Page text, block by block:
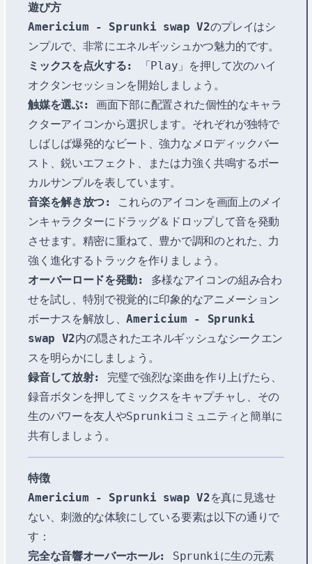
遊び方
Americium - Sprunki swap V2のプレイはシ
ンプルで、非常にエネルギッシュかつ魅力的です。
ミックスを点火する:
「Play」を押して次のハイ
オクタンセッションを開始しましょう。
触媒を選ぶ:
画面下部に配置された個性的なキャラ
クターアイコンから選択します。それぞれが独特で
しばしば爆発的なビート、強力なメロディックバー
スト、鋭いエフェクト、または力強く共鳴するボー
カルサンプルを表しています。
音楽を解き放つ:
これらのアイコンを画面上のメイ
ンキャラクターにドラッグ＆ドロップして音を発動
させます。精密に重ねて、豊かで調和のとれた、力
強く進化するトラックを作りましょう。
オーバーロードを発動:
多様なアイコンの組み合わ
せを試し、特別で視覚的に印象的なアニメーション
ボーナスを解放し、Americium - Sprunki
swap V2内の隠されたエネルギッシュなシークエン
スを明らかにしましょう。
録音して放射:
完璧で強烈な楽曲を作り上げたら、
録音ボタンを押してミックスをキャプチャし、その
生のパワーを友人やSprunkiコミュニティと簡単に
共有しましょう。
特徴
Americium - Sprunki swap V2を真に見逃せ
ない、刺激的な体験にしている要素は以下の通りで
す：
完全な音響オーバーホール:
Sprunkiに生の元素